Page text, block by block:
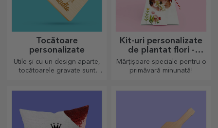
Tocătoare
personalizate
Utile și cu un design aparte,
tocătoarele gravate sunt
Kit-uri personalizate
de plantat flori -
mărțișor piramidă
Mărțișoare speciale pentru o
primăvară minunată!